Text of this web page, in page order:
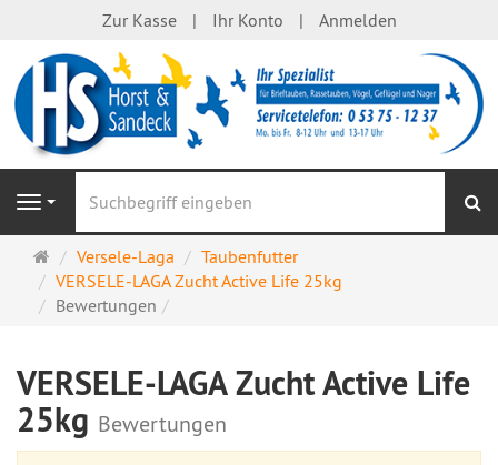
Zur Kasse Ihr Konto Anmelden
Navigation
Startseite
Versele-Laga
Taubenfutter
VERSELE-LAGA Zucht Active Life 25kg
Bewertungen
VERSELE-LAGA Zucht Active Life
25kg Bewertungen